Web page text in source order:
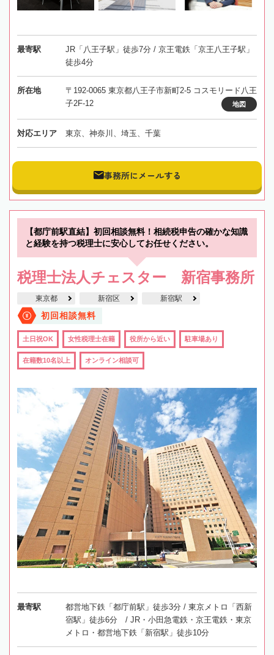
最寄駅
JR「八王子駅」徒歩7分 / 京王電鉄「京王八王子駅」
徒歩4分
所在地
〒192-0065 東京都八王子市新町2-5 コスモリード八王
子2F-12
地図
対応エリア 東京、神奈川、埼玉、千葉
事務所にメールする
【都庁前駅直結】初回相談無料！相続税申告の確かな知識
と経験を持つ税理士に安心してお任せください。
税理士法人チェスター 新宿事務所
東京都 新宿区 新宿駅
初回相談無料
土日祝OK 女性税理士在籍 役所から近い 駐車場あり
在籍数10名以上 オンライン相談可
最寄駅
都営地下鉄「都庁前駅」徒歩3分 / 東京メトロ「西新
宿駅」徒歩6分 / JR・小田急電鉄・京王電鉄・東京
メトロ・都営地下鉄「新宿駅」徒歩10分